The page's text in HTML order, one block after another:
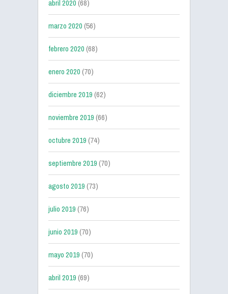
abril 2020(68)
marzo 2020(56)
febrero 2020(68)
enero 2020(70)
diciembre 2019(62)
noviembre 2019(66)
octubre 2019(74)
septiembre 2019(70)
agosto 2019(73)
julio 2019(76)
junio 2019(70)
mayo 2019(70)
abril 2019(69)